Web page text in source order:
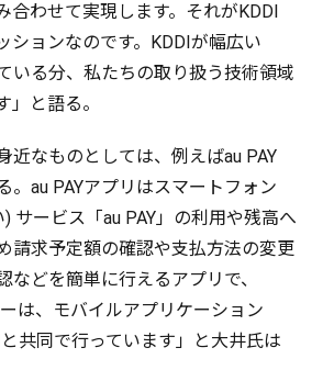
合わせて実現 します。それがKDDI
ションなのです。KDDIが幅広い
いる分、私たちの取り扱う技術領域
」と語る。
近なものとしては、例えばau PAY
。au PAYアプリ はスマートフォン
) サービス 「au PAY」の利用や残高へ
請求予定額の確認や支払方法の変更
などを簡単に行えるアプリ で、
は、 モバイルアプリケーション
共同 で行っています」と 大井氏は